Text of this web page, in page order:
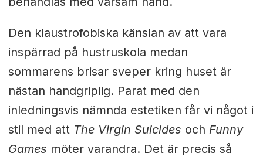
Den klaustrofobiska känslan av att vara
inspärrad på hustruskola medan
sommarens brisar sveper kring huset är
nästan handgriplig. Parat med den
inledningsvis nämnda estetiken får vi något i
stil med att The Virgin Suicides och Funny
Games möter varandra. Det är precis så